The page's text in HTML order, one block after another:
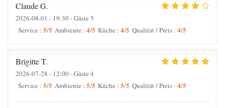
ClaudeG
2026-08-01 - 19:30 - Gäste 5
Service : 5/5 Ambiente : 4/5 Küche : 4/5 Qualität / Preis : 4/5
BrigitteT
2026-07-28 - 12:00 - Gäste 4
Service : 5/5 Ambiente : 5/5 Küche : 5/5 Qualität / Preis : 4/5